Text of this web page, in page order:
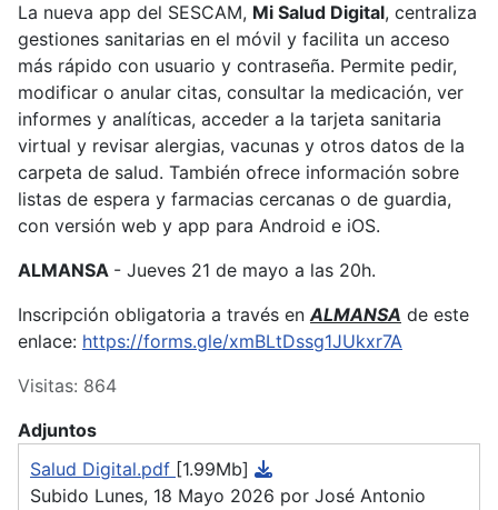
La nueva app del SESCAM, Mi Salud Digital, centraliza
gestiones sanitarias en el móvil y facilita un acceso
más rápido con usuario y contraseña. Permite pedir,
modificar o anular citas, consultar la medicación, ver
informes y analíticas, acceder a la tarjeta sanitaria
virtual y revisar alergias, vacunas y otros datos de la
carpeta de salud. También ofrece información sobre
listas de espera y farmacias cercanas o de guardia,
con versión web y app para Android e iOS.
ALMANSA - Jueves 21 de mayo a las 20h.
Inscripción obligatoria a través enALMANSA de este
enlace: https://forms.gle/xmBLtDssg1JUkxr7A
Visitas: 864
Adjuntos
Salud Digital.pdf [1.99Mb]
Subido Lunes, 18 Mayo 2026 por José Antonio